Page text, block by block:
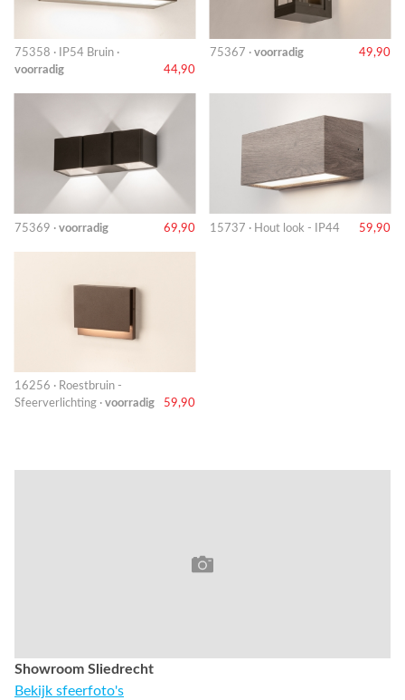
75358 · IP54 Bruin ·
voorradig
44,90
75367 · voorradig 49,90
75369 · voorradig 69,90 15737 · Hout look - IP44 59,90
16256 · Roestbruin -
Sfeerverlichting · voorradig 59,90
Showroom Sliedrecht
Bekijk sfeerfoto's